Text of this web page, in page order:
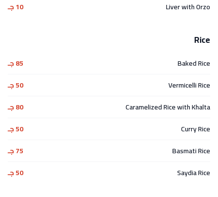
Liver with Orzo
10 جـ
Rice
Baked Rice
85 جـ
Vermicelli Rice
50 جـ
Caramelized Rice with Khalta
80 جـ
Curry Rice
50 جـ
Basmati Rice
75 جـ
Saydia Rice
50 جـ